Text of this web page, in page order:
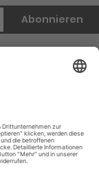
Abonnieren